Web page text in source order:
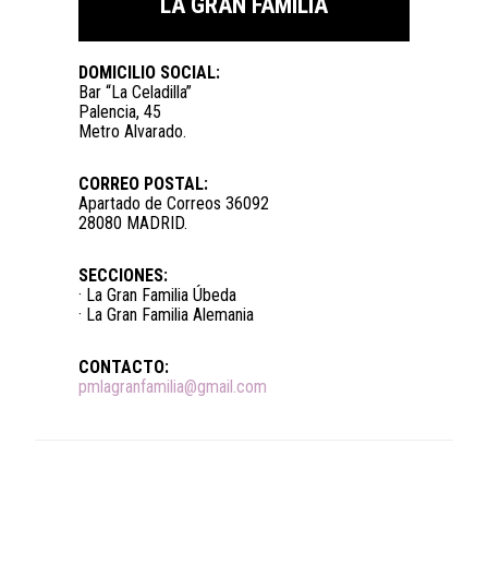
DOMICILIO SOCIAL:
Bar “La Celadilla”
Palencia, 45
Metro Alvarado.
CORREO POSTAL:
Apartado de Correos 36092
28080 MADRID.
SECCIONES:
· La Gran Familia Úbeda
· La Gran Familia Alemania
CONTACTO:
pmlagranfamilia@gmail.com